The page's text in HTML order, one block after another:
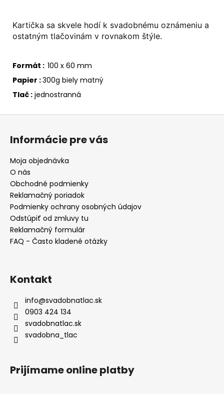
Kartička sa skvele hodí k svadobnému oznámeniu a
ostatným tlačovinám v rovnakom štýle.
Formát : 100 x 60 mm
Papier :300g biely matný
Tlač : jednostranná
Z
Informácie pre vás
Moja objednávka
O nás
Obchodné podmienky
Reklamačný poriadok
Podmienky ochrany osobných údajov
Odstúpiť od zmluvy tu
Reklamačný formulár
FAQ - Často kladené otázky
Kontakt
info@svadobnatlac.sk
0903 424 134
svadobnatlac.sk
svadobna_tlac
Prijímame online platby